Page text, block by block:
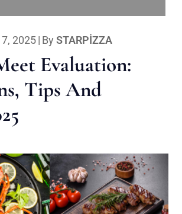
2025| By STARPIZZA
Evaluation:
Tips And